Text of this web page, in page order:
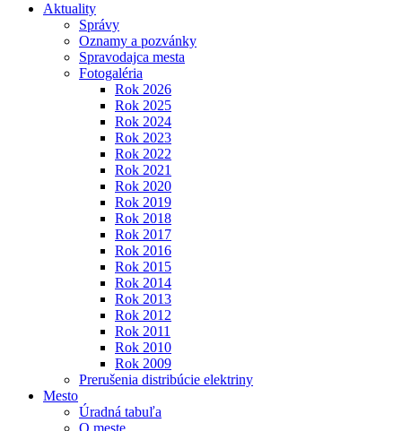
Aktuality
Správy
Oznamy a pozvánky
Spravodajca mesta
Fotogaléria
Rok 2026
Rok 2025
Rok 2024
Rok 2023
Rok 2022
Rok 2021
Rok 2020
Rok 2019
Rok 2018
Rok 2017
Rok 2016
Rok 2015
Rok 2014
Rok 2013
Rok 2012
Rok 2011
Rok 2010
Rok 2009
Prerušenia distribúcie elektriny
Mesto
Úradná tabuľa
O meste